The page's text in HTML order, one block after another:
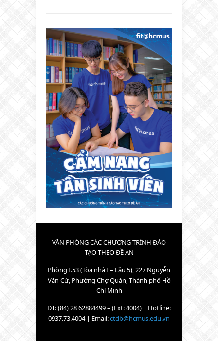
VĂN PHÒNG CÁC CHƯƠNG TRÌNH ĐÀO
TẠO THEO ĐỀ ÁN
Phòng I.53 (Tòa nhà I – Lầu 5), 227 Nguyễn
Văn Cừ, Phường Chợ Quán, Thành phố Hồ
Chí Minh
ĐT: (84) 28 62884499 – (Ext: 4004) | Hotline:
0937.73.4004 | Email:ctdb@hcmus.edu.vn